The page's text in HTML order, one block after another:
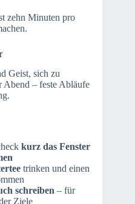
zehn Minuten pro
Geist, sich zu
Abend – feste Abläufe
kurz das Fenster
trinken und einen
schreiben – für
Ziele